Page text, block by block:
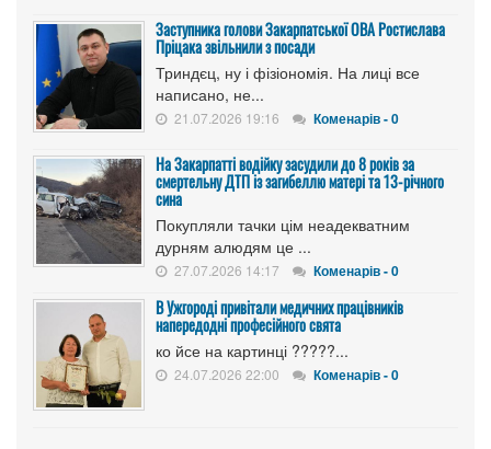
Заступника голови Закарпатської ОВА Ростислава
Пріцака звільнили з посади
Триндєц, ну і фізіономія. На лиці все
написано, не...
21.07.2026 19:16 Коменарів - 0
На Закарпатті водійку засудили до 8 років за
смертельну ДТП із загибеллю матері та 13-річного
сина
Покупляли тачки цім неадекватним
дурням алюдям це ...
27.07.2026 14:17 Коменарів - 0
В Ужгороді привітали медичних працівників
напередодні професійного свята
ко йсе на картинці ?????...
24.07.2026 22:00 Коменарів - 0